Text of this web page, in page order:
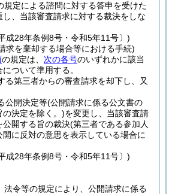
規定による諮問に対する答申を受けた
し、当該審査請求に対する裁決をしな
成28年条例8号・令和5年11号〕)
求を棄却する場合等における手続)
の規定は、 次の各号のいずれかに該当
ついて準用する。
る第三者からの審査請求を却下し、又
公開決定等(公開請求に係る公文書の
決定を除く。)を変更し、当該審査請
公開する旨の裁決(第三者である参加人
に反対の意思を表示している場合に
成28年条例8号・令和5年11号〕)
法令等の規定により、公開請求に係る